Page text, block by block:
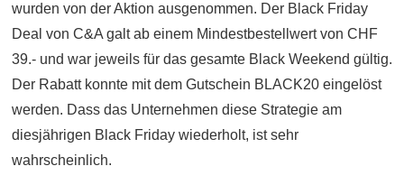
wurden von der Aktion ausgenommen. Der Black Friday
Deal von C&A galt ab einem Mindestbestellwert von CHF
39.- und war jeweils für das gesamte Black Weekend gültig.
Der Rabatt konnte mit dem Gutschein BLACK20 eingelöst
werden. Dass das Unternehmen diese Strategie am
diesjährigen Black Friday wiederholt, ist sehr
wahrscheinlich.